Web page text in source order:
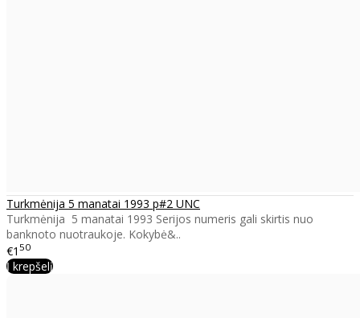
Turkmėnija 5 manatai 1993 p#2 UNC
Turkmėnija 5 manatai 1993 Serijos numeris gali skirtis nuo
banknoto nuotraukoje. Kokybė&..
€1 50
Į krepšelį